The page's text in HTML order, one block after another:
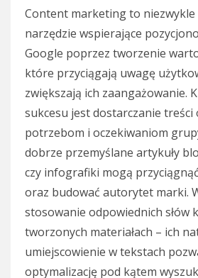
Content marketing to niezwykle
narzędzie wspierające
Google poprzez tworzenie
które przyciągają uwagę
zwiększają ich zaangażowanie.
sukcesu jest dostarczanie treści
potrzebom i oczekiwaniom
dobrze przemyślane artykuły
czy infografiki mogą
oraz budować autorytet marki.
stosowanie odpowiednich słów
tworzonych materiałach – ich
umiejscowienie w tekstach
optymalizację pod kątem